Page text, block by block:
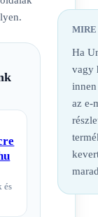
és
MIRE
Ha
vagy
az e-